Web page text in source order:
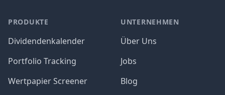
PRODUKTE
Dividendenkalender
Portfolio Tracking
Wertpapier Screener
UNTERNEHMEN
Über Uns
Jobs
Blog